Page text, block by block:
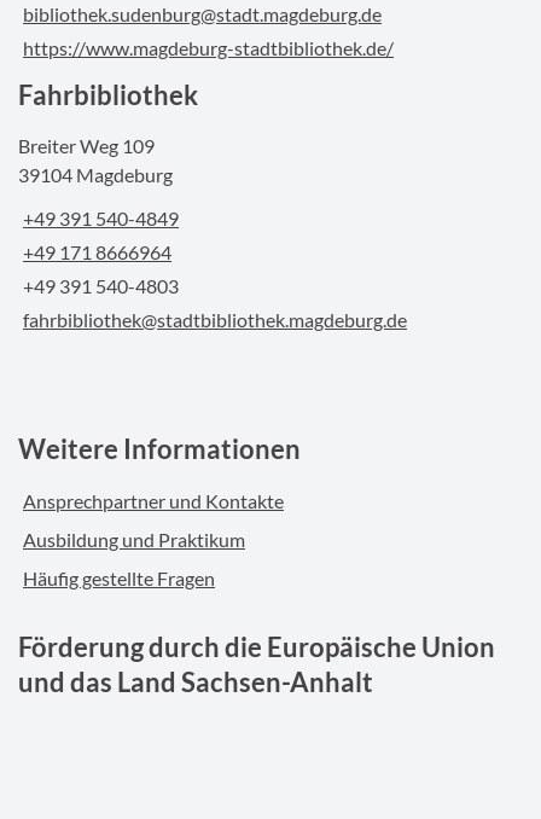
bibliothek.sudenburg@stadt.magdeburg.de
https://www.magdeburg-stadtbibliothek.de/
Fahrbibliothek
Breiter Weg 109
39104 Magdeburg
+49 391 540-4849
+49 171 8666964
+49 391 540-4803
fahrbibliothek@stadtbibliothek.magdeburg.de
Weitere Informationen
Ansprechpartner und Kontakte
Ausbildung und Praktikum
Häufig gestellte Fragen
Förderung durch die Europäische Union
und das Land Sachsen-Anhalt